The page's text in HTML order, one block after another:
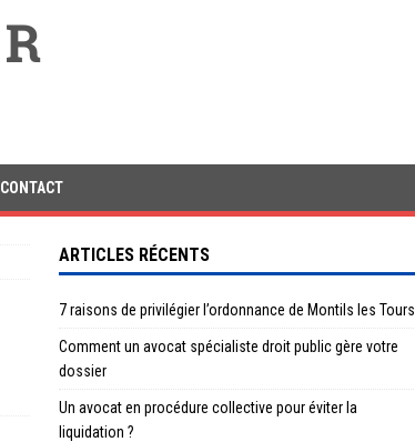
CONTACT
ARTICLES RÉCENTS
7 raisons de privilégier l’ordonnance de Montils les Tours
Comment un avocat spécialiste droit public gère votre
dossier
Un avocat en procédure collective pour éviter la
liquidation ?